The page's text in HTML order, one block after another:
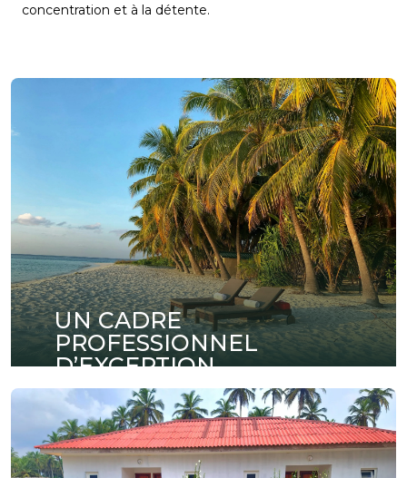
concentration et à la détente.
UN CADRE
PROFESSIONNEL
D’EXCEPTION
Organisez vos réunions, séminaires et
conférences dans des espaces modernes
entièrement équipés et pensés pour la réussite
de vos événements professionnels.